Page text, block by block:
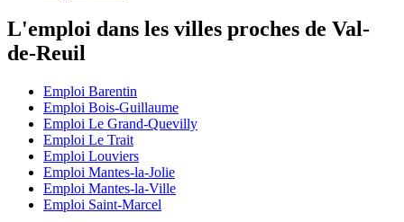
L'emploi dans les villes proches de Val-
de-Reuil
Emploi Barentin
Emploi Bois-Guillaume
Emploi Le Grand-Quevilly
Emploi Le Trait
Emploi Louviers
Emploi Mantes-la-Jolie
Emploi Mantes-la-Ville
Emploi Saint-Marcel